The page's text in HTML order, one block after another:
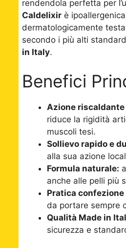
rendendola perfetta per
Caldelixir è
dermatologicamente
secondo i più alti
in Italy.
Benefici
Azione
riduce la rigidità
muscoli tesi.
Sollievo rapido e
alla sua azione
Formula naturale:
anche alle pelli più
Pratica confezione
da portare sempre
Qualità Made in
sicurezza e